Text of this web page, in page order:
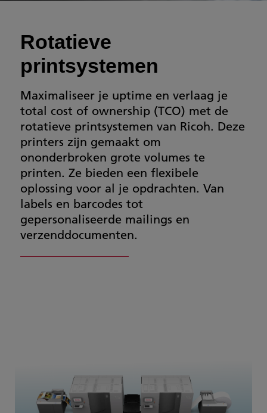
Rotatieve
printsystemen
Maximaliseer je uptime en verlaag je
total cost of ownership (TCO) met de
rotatieve printsystemen van Ricoh. Deze
printers zijn gemaakt om
ononderbroken grote volumes te
printen. Ze bieden een flexibele
oplossing voor al je opdrachten. Van
labels en barcodes tot
gepersonaliseerde mailings en
verzenddocumenten.